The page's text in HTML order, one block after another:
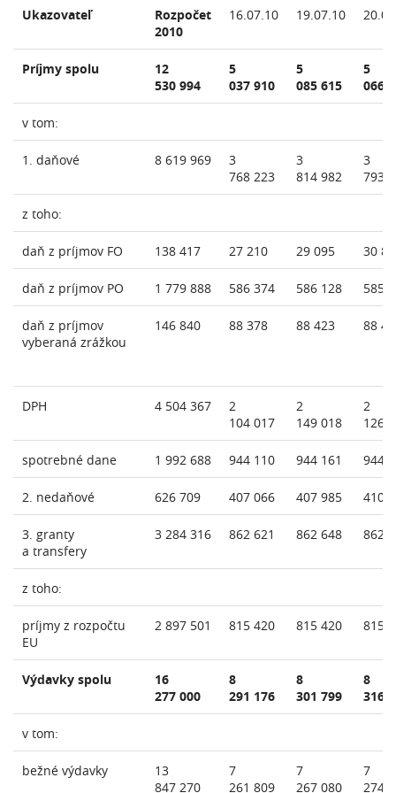
Ukazovateľ
Rozpočet
2010
16.07.10 19.07.10
Príjmy spolu
12
530 994
5
037 910
5
085 615
5
066
v tom:
1. daňové 8 619 969
3
768 223
3
814 982
3
793
z toho:
daň z príjmov FO 138 417 27 210 29 095 30
daň z príjmov PO 1 779 888 586 374 586 128 585
daň z príjmov
vyberaná zrážkou
146 840 88 378 88 423 88
DPH 4 504 367
2
104 017
2
149 018
2
126
spotrebné dane 1 992 688 944 110 944 161 944
2. nedaňové 626 709 407 066 407 985 410
3. granty
a transfery
3 284 316 862 621 862 648 862
z toho:
príjmy z rozpočtu
EU
2 897 501 815 420 815 420 815
Výdavky spolu
16
277 000
8
291 176
8
301 799
8
316
v tom:
bežné výdavky
13
847 270
7
261 809
7
267 080
7
274